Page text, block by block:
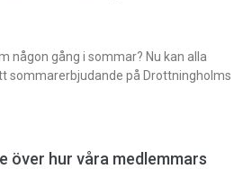
någon gång i sommar? Nu kan alla
sommarerbjudande på Drottningholms
över hur våra medlemmars